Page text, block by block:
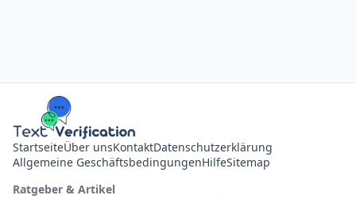
StartseiteÜber unsKontaktDatenschutzerklärung
Allgemeine GeschäftsbedingungenHilfeSitemap
Ratgeber & Artikel